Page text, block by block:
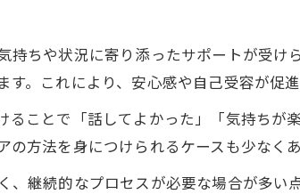
ちや状況に寄り添ったサポートが受け
。これにより、安心感や自己受容が促
ことで「話してよかった」「気持ちが
方法を身につけられるケースも少なくあ
継続的なプロセスが必要な場合が多い